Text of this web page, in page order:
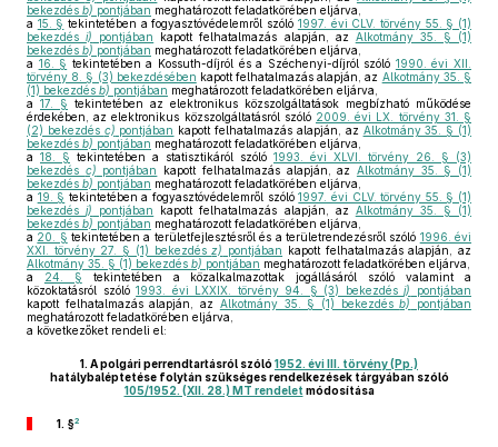
bekezdés b) pontjában meghatározott feladatkörében eljárva,
a 15. § tekintetében a fogyasztóvédelemről szóló 1997. évi CLV. törvény 55. § (1)
bekezdési) pontjában kapott felhatalmazás alapján, az Alkotmány 35. § (1)
bekezdés b) pontjában meghatározott feladatkörében eljárva,
a 16. § tekintetében a Kossuth-díjról és a Széchenyi-díjról szóló 1990. évi XII.
törvény 8. § (3) bekezdésében kapott felhatalmazás alapján, az Alkotmány 35. §
(1) bekezdés b) pontjában meghatározott feladatkörében eljárva,
a 17. § tekintetében az elektronikus közszolgáltatások megbízható működése
érdekében, az elektronikus közszolgáltatásról szóló 2009. évi LX. törvény 31. §
(2) bekezdés c) pontjában kapott felhatalmazás alapján, az Alkotmány 35. § (1)
bekezdés b) pontjában meghatározott feladatkörében eljárva,
a 18. § tekintetében a statisztikáról szóló 1993. évi XLVI. törvény 26. § (3)
bekezdés c) pontjában kapott felhatalmazás alapján, az Alkotmány 35. § (1)
bekezdés b) pontjában meghatározott feladatkörében eljárva,
a 19. § tekintetében a fogyasztóvédelemről szóló1997. évi CLV. törvény 55. § (1)
bekezdésj) pontjában kapott felhatalmazás alapján, az Alkotmány 35. § (1)
bekezdés b) pontjában meghatározott feladatkörében eljárva,
a 20. § tekintetében a területfejlesztésről és a területrendezésről szóló 1996. évi
XXI. törvény 27. § (1) bekezdész) pontjában kapott felhatalmazás alapján, az
Alkotmány 35. § (1) bekezdés b) pontjában meghatározott feladatkörében eljárva,
a 24. § tekintetében a közalkalmazottak jogállásáról szóló valamint a
közoktatásról szóló1993. évi LXXIX. törvény 94. § (3) bekezdésj)
pontjában
kapott felhatalmazás alapján, az Alkotmány 35. § (1) bekezdésb)
pontjában
meghatározott feladatkörében eljárva,
a következőket rendeli el:
1. A polgári perrendtartásról szóló 1952. évi III. törvény (Pp.)
hatálybaléptetése folytán szükséges rendelkezések tárgyában szóló
105/1952. (XII. 28.) MT rendelet módosítása
1. §2